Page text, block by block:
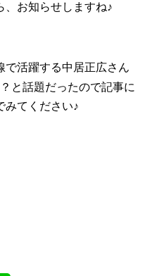
、お知らせしますね♪
で活躍する中居正広さん
と話題だったので記事に
みてください♪